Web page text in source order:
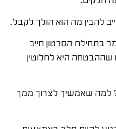
להבין מה הוא הולך לקבל.
בתחילת הסרטון חייב
היא לחלוטין
למה שאמשיך לצרוך ממך